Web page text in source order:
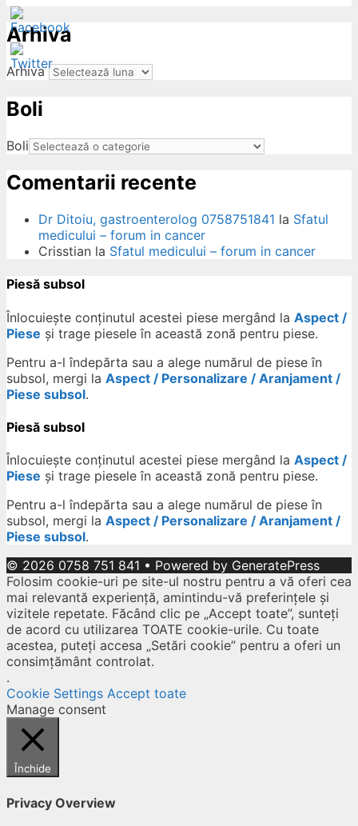
Arhiva
Arhiva
Boli
Boli
Comentarii recente
Dr Ditoiu, gastroenterolog 0758751841 la Sfatul
medicului – forum in cancer
Crisstian la Sfatul medicului – forum in cancer
Piesă subsol
Înlocuiește conținutul acestei piese mergând la Aspect /
Piese și trage piesele în această zonă pentru piese.
Pentru a-l îndepărta sau a alege numărul de piese în
subsol, mergi la Aspect / Personalizare / Aranjament /
Piese subsol.
Piesă subsol
Înlocuiește conținutul acestei piese mergând la Aspect /
Piese și trage piesele în această zonă pentru piese.
Pentru a-l îndepărta sau a alege numărul de piese în
subsol, mergi la Aspect / Personalizare / Aranjament /
Piese subsol.
© 2026 0758 751 841 • Powered by GeneratePress
Folosim cookie-uri pe site-ul nostru pentru a vă oferi cea
mai relevantă experiență, amintindu-vă preferințele și
vizitele repetate. Făcând clic pe „Accept toate”, sunteți
de acord cu utilizarea TOATE cookie-urile. Cu toate
acestea, puteți accesa „Setări cookie” pentru a oferi un
consimțământ controlat.
.
Cookie Settings Accept toate
Manage consent
Închide
Privacy Overview